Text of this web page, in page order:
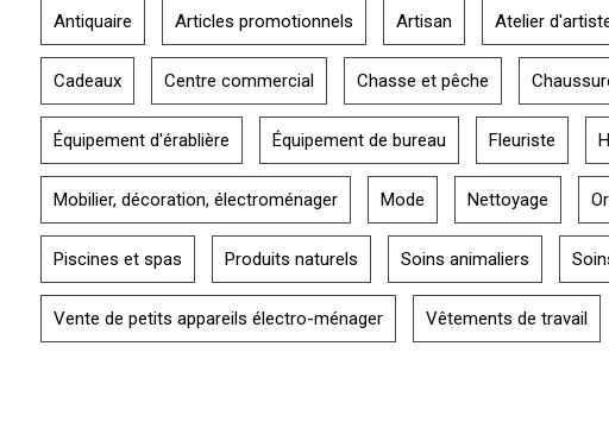
Antiquaire Articles promotionnels Artisan Atelier
Cadeaux Centre commercial Chasse et pêche
Équipement d'érablière Équipement de bureau Fleuriste
Mobilier, décoration, électroménager Mode Nettoyage
Piscines et spas Produits naturels Soins animaliers
Vente de petits appareils électro-ménager Vêtements de travail